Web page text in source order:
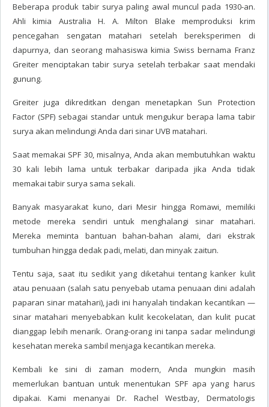
Beberapa produk tabir surya paling awal muncul pada 1930-an.
Ahli kimia Australia H. A. Milton Blake memproduksi krim
pencegahan sengatan matahari setelah bereksperimen di
dapurnya, dan seorang mahasiswa kimia Swiss bernama Franz
Greiter menciptakan tabir surya setelah terbakar saat mendaki
gunung.
Greiter juga dikreditkan dengan menetapkan Sun Protection
Factor (SPF) sebagai standar untuk mengukur berapa lama tabir
surya akan melindungi Anda dari sinar UVB matahari.
Saat memakai SPF 30, misalnya, Anda akan membutuhkan waktu
30 kali lebih lama untuk terbakar daripada jika Anda tidak
memakai tabir surya sama sekali.
Banyak masyarakat kuno, dari Mesir hingga Romawi, memiliki
metode mereka sendiri untuk menghalangi sinar matahari.
Mereka meminta bantuan bahan-bahan alami, dari ekstrak
tumbuhan hingga dedak padi, melati, dan minyak zaitun.
Tentu saja, saat itu sedikit yang diketahui tentang kanker kulit
atau penuaan (salah satu penyebab utama penuaan dini adalah
paparan sinar matahari), jadi ini hanyalah tindakan kecantikan —
sinar matahari menyebabkan kulit kecokelatan, dan kulit pucat
dianggap lebih menarik. Orang-orang ini tanpa sadar melindungi
kesehatan mereka sambil menjaga kecantikan mereka.
Kembali ke sini di zaman modern, Anda mungkin masih
memerlukan bantuan untuk menentukan SPF apa yang harus
dipakai. Kami menanyai Dr. Rachel Westbay, Dermatologis